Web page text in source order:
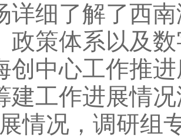
详细了解了西
政策体系以及
创中心工作推
建工作进展情
情况，调研组